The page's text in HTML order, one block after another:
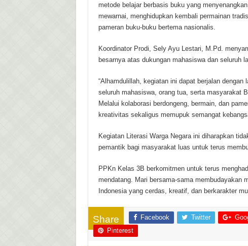
metode belajar berbasis buku yang
mewarnai, menghidupkan kembali permainan
pameran buku-buku bertema nasionalis.
Koordinator Prodi, Sely Ayu Lestari, M.Pd.
besarnya atas dukungan mahasiswa dan seluruh
“Alhamdulillah, kegiatan ini dapat berjalan
seluruh mahasiswa, orang tua, serta masyarakat
Melalui kolaborasi berdongeng, bermain, dan
kreativitas sekaligus memupuk semangat
Kegiatan Literasi Warga Negara ini diharapkan
pemantik bagi masyarakat luas untuk terus
PPKn Kelas 3B berkomitmen untuk terus
mendatang. Mari bersama-sama membudayakan
Indonesia yang cerdas, kreatif, dan berkarakter
Share Facebook Twitter
Pinterest